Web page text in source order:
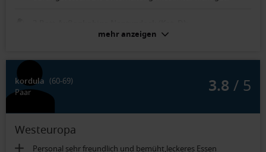
Die großen Fenster sind schön. Die Nasszelle könnte etwas
mehr anzeigen
kordula (60-69)
Paar
3.8 / 5
Westeuropa
Personal sehr freundlich und bemüht,leckeres Essen